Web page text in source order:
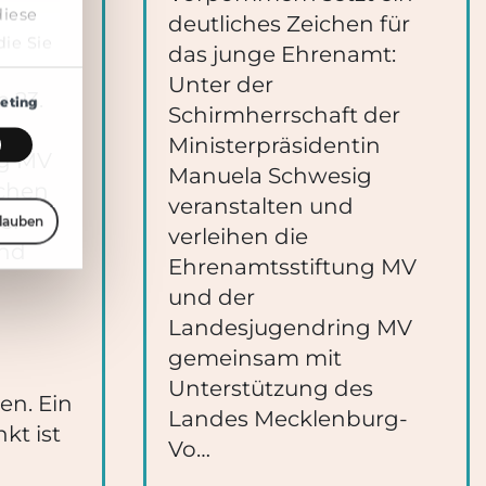
Sie
der
Ein
ist
deutliches Zeichen für
das junge Ehrenamt:
Unter der
Schirmherrschaft der
Ministerpräsidentin
Manuela Schwesig
veranstalten und
verleihen die
Ehrenamtsstiftung MV
und der
Landesjugendring MV
gemeinsam mit
Unterstützung des
Landes Mecklenburg-
Vo…